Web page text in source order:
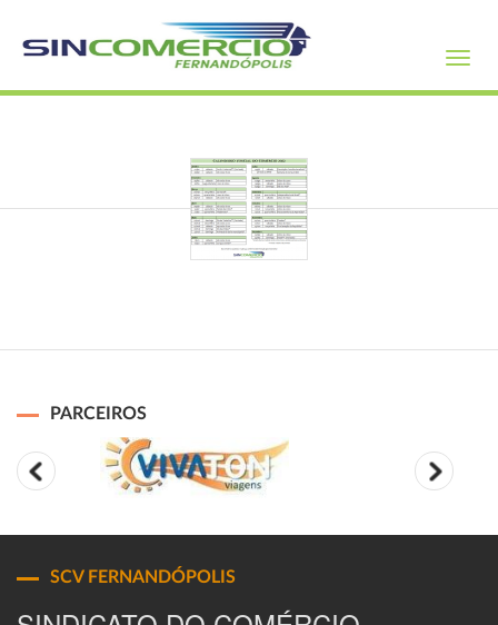
PARCEIROS
SCV FERNANDÓPOLIS